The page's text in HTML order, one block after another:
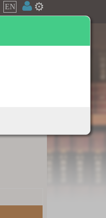
EN ⚙️